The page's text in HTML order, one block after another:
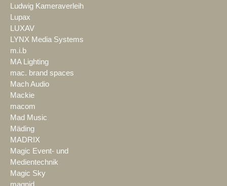
Ludwig Kameraverleih
Lupax
LUXAV
LYNX Media Systems
m.i.b
MA Lighting
mac. brand spaces
Mach Audio
Mackie
macom
Mad Music
Mäding
MADRIX
Magic Event- und
Medientechnik
Magic Sky